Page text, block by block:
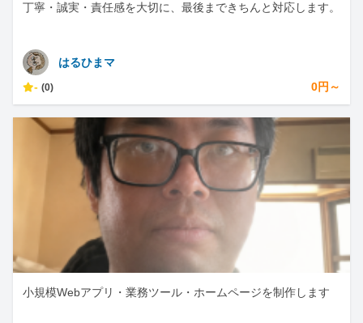
丁寧・誠実・責任感を大切に、最後まできちんと対応します。
はるひまマ
- (0) 0円～
小規模Webアプリ・業務ツール・ホームページを制作します